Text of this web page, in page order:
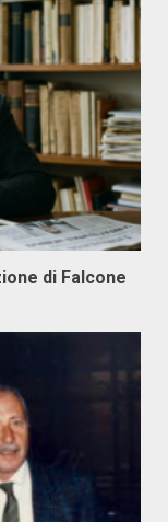
di Falcone